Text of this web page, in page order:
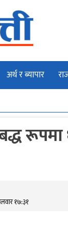
अर्थ र ब्यापार
१७:३१